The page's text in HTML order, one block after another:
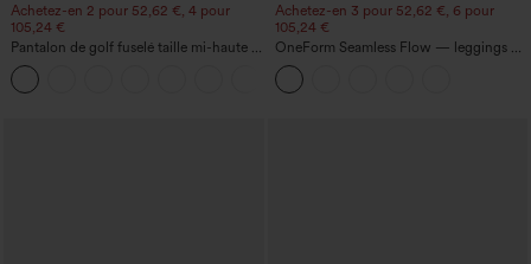
Achetez-en 2 pour 52,62 €, 4 pour
105,24 €
Pantalon de golf fuselé taille mi-haute à
cordon, ourlet incurvé, séchage rapide,
avec poches — UPF40+
Achetez-en 3 pour 52,62 €, 6 pour
105,24 €
OneForm Seamless Flow — leggings de
yoga sans coutures, taille mi-haute, effet
gainant pour le ventre et liftant pour les
fesses